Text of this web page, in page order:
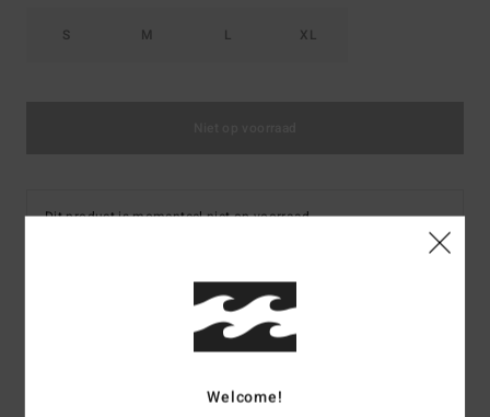
S M L XL
Dit product is momenteel niet op voorraad.
Aarzel niet om je in de line-up te laten zien met dit
Welcome!